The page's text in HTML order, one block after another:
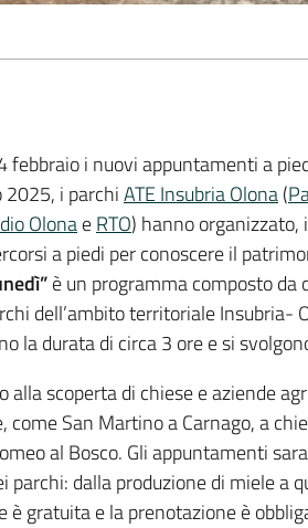
febbraio i nuovi appuntamenti a
2025, i parchiATE Insubria Olona(
OlonaeRTO) hanno organizzato,
a piedi per conoscere il
è un programma composto
dell’ambito territoriale
la durata di circa 3 ore e si
alla scoperta di chiese e aziende
come San Martino a Carnago, a
al Bosco. Gli appuntamenti
parchi: dalla produzione di miele a
è gratuita e la prenotazione è